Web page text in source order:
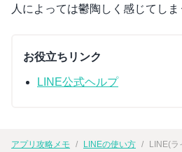
人によっては鬱陶しく感じてしま
お役立ちリンク
LINE公式ヘルプ
アプリ攻略メモ LINEの使い方 LINE(